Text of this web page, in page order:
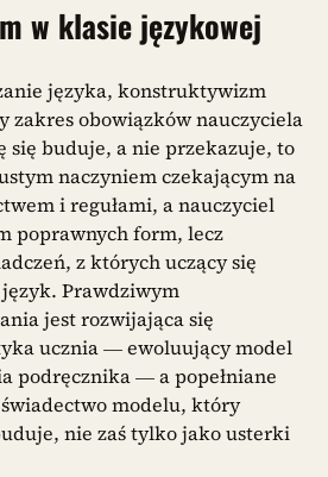
w klasie językowej
języka, konstruktywizm
zakres obowiązków nauczyciela
się buduje, a nie przekazuje, to
naczyniem czekającym na
i regułami, a nauczyciel
poprawnych form, lecz
z których uczący się
Prawdziwym
jest rozwijająca się
ucznia — ewoluujący model
podręcznika — a popełniane
modelu, który
nie zaś tylko jako usterki